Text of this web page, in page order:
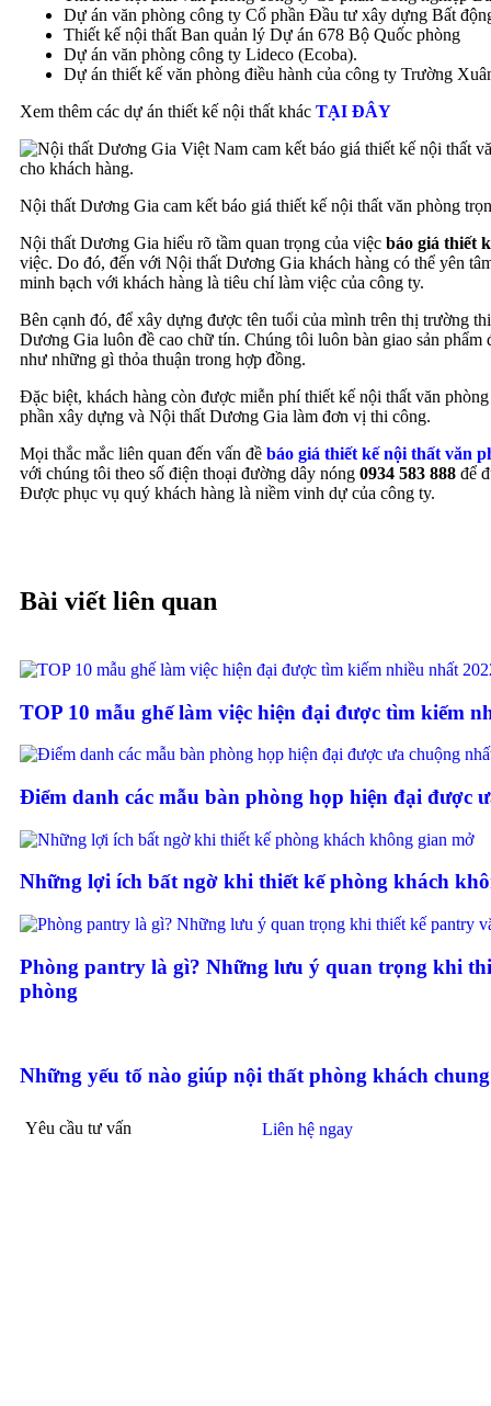
Dự án văn phòng công ty Cổ phần Đầu tư xây dựng Bất
Thiết kế nội thất Ban quản lý Dự án 678 Bộ Quốc phòng
Dự án văn phòng công ty Lideco (Ecoba).
Dự án thiết kế văn phòng điều hành của công ty Trường
Xem thêm các dự án thiết kế nội thất khác TẠI ĐÂY
Nội thất Dương Gia cam kết báo giá thiết kế nội thất văn phòng
Nội thất Dương Gia hiểu rõ tầm quan trọng của việc báo giá thiết
việc. Do đó, đến với Nội thất Dương Gia khách hàng có thể yên
minh bạch với khách hàng là tiêu chí làm việc của công ty.
Bên cạnh đó, để xây dựng được tên tuổi của mình trên thị trường
Dương Gia luôn đề cao chữ tín. Chúng tôi luôn bàn giao sản phẩm
như những gì thỏa thuận trong hợp đồng.
Đặc biệt, khách hàng còn được miễn phí thiết kế nội thất văn
phần xây dựng và Nội thất Dương Gia làm đơn vị thi công.
Mọi thắc mắc liên quan đến vấn đề báo giá thiết kế nội thất văn
với chúng tôi theo số điện thoại đường dây nóng 0934 583 888 để
Được phục vụ quý khách hàng là niềm vinh dự của công ty.
Bài viết liên quan
TOP 10 mẫu ghế làm việc hiện đại được tìm kiếm
Điểm danh các mẫu bàn phòng họp hiện đại được
Những lợi ích bất ngờ khi thiết kế phòng khách
Phòng pantry là gì? Những lưu ý quan trọng khi
phòng
Những yếu tố nào giúp nội thất phòng khách
Yêu cầu tư vấn Liên hệ ngay